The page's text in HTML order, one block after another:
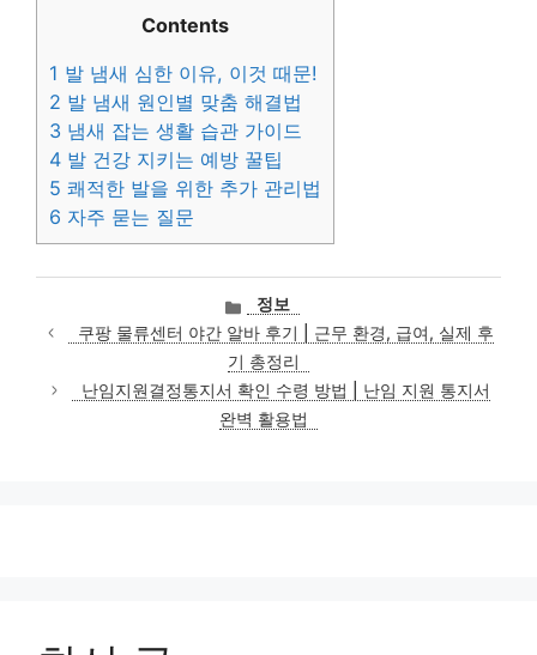
Contents
1 발 냄새 심한 이유, 이것 때문!
2 발 냄새 원인별 맞춤 해결법
3 냄새 잡는 생활 습관 가이드
4 발 건강 지키는 예방 꿀팁
5 쾌적한 발을 위한 추가 관리법
6 자주 묻는 질문
카
테
고
리
정보
쿠팡 물류센터 야간 알바 후기 | 근무 환경, 급여, 실제 후
기 총정리
난임지원결정통지서 확인 수령 방법 | 난임 지원 통지서
완벽 활용법